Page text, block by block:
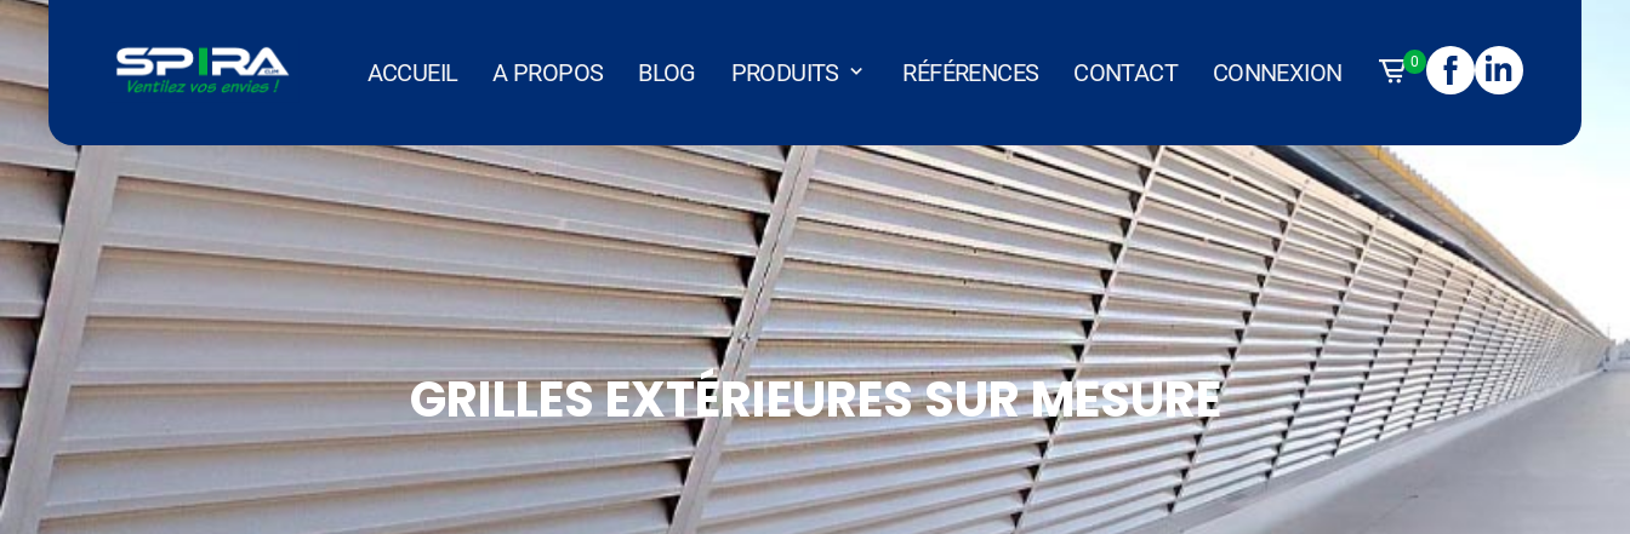
ACCUEIL A PROPOS BLOG PRODUITS RÉFÉRENCES CONTACT CONNEXION 0
GRILLES EXTÉRIEURES SUR MESURE
Panneau de gestion des cookies